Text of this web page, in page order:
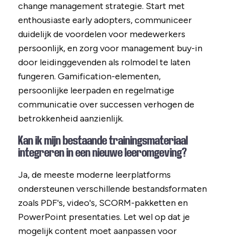
change management strategie. Start met
enthousiaste early adopters, communiceer
duidelijk de voordelen voor medewerkers
persoonlijk, en zorg voor management buy-in
door leidinggevenden als rolmodel te laten
fungeren. Gamification-elementen,
persoonlijke leerpaden en regelmatige
communicatie over successen verhogen de
betrokkenheid aanzienlijk.
Kan ik mijn bestaande trainingsmateriaal
integreren in een nieuwe leeromgeving?
Ja, de meeste moderne leerplatforms
ondersteunen verschillende bestandsformaten
zoals PDF's, video's, SCORM-pakketten en
PowerPoint presentaties. Let wel op dat je
mogelijk content moet aanpassen voor